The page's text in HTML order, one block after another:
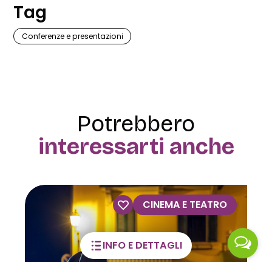
INFO E DETTAGLI
Tag
Conferenze e presentazioni
Potrebbero
interessarti anche
VISITE GUIDATE